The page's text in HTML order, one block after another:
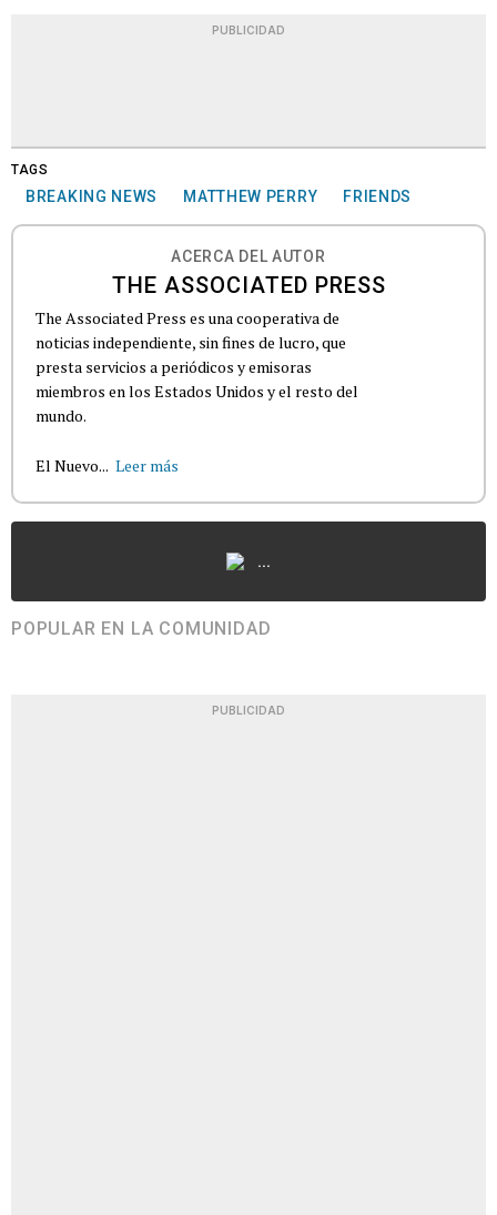
PUBLICIDAD
TAGS
BREAKING NEWS MATTHEW PERRY FRIENDS
ACERCA DEL AUTOR
THE ASSOCIATED PRESS
The Associated Press es una cooperativa de
noticias independiente, sin fines de lucro, que
presta servicios a periódicos y emisoras
miembros en los Estados Unidos y el resto del
mundo.
El Nuevo... Leer más
...
POPULAR EN LA COMUNIDAD
PUBLICIDAD